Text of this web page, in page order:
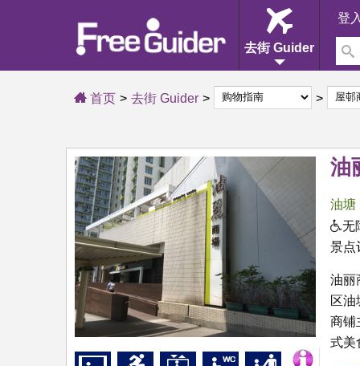
去街 Guider
登
首页 去街 Guider
油
油塘
无
景点
油丽
区
商铺
式美